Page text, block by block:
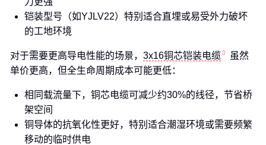
铠装型号（如YJLV22）特别适合直埋或易受外力破坏
的工地环境
对于需要更高导电性能的场景， 3x16铜芯铠装电缆
虽然
单价更高，但全生命周期成本可能更低：
相同载流量下，铜芯电缆可减少约30%的线径，节省桥
架空间
铜导体的抗氧化性更好，特别适合潮湿环境或需要频繁
移动的临时供电